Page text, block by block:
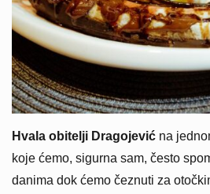
Hvala obitelji Dragojević na
koje ćemo, sigurna sam, često
danima dok ćemo čeznuti za